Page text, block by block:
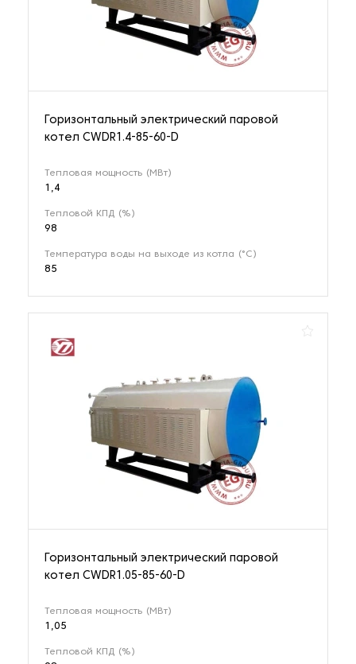
Горизонтальный электрический паровой
котел CWDR1.4-85-60-D
Тепловая мощность (МВт)
1,4
Тепловой КПД (%)
98
Температура воды на выходе из котла (°С)
85
Горизонтальный электрический паровой
котел CWDR1.05-85-60-D
Тепловая мощность (МВт)
1,05
Тепловой КПД (%)